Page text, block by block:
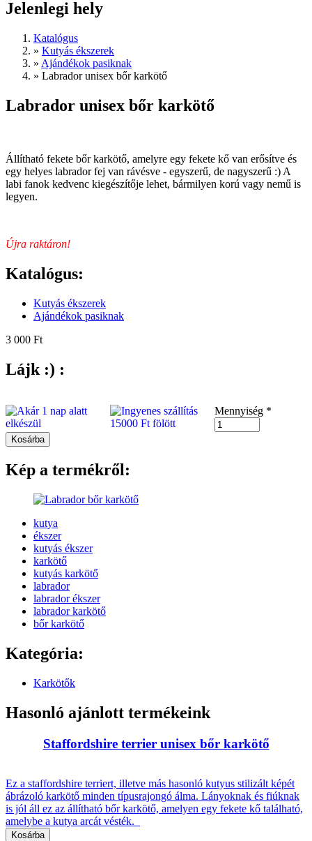
Jelenlegi hely
Katalógus
» Kutyás ékszerek
» Ajándékok pasiknak
» Labrador unisex bőr karkötő
Labrador unisex bőr karkötő
Állítható fekete bőr karkötő, amelyre egy fekete kő van erősítve és
egy helyes labrador fej van rávésve - egyszerű, de nagyszerű :) A
labi fanok kedvenc kiegészítője lehet, bármilyen korú vagy nemű is
legyen.
Újra raktáron!
Katalógus:
Kutyás ékszerek
Ajándékok pasiknak
3 000 Ft
Lájk :) :
Mennyiség *
Kép a termékről:
kutya
ékszer
kutyás ékszer
karkötő
kutyás karkötő
labrador
labrador ékszer
labrador karkötő
bőr karkötő
Kategória:
Karkötők
Hasonló ajánlott termékeink
Staffordshire terrier unisex bőr karkötő
Ez a staffordshire terriert, illetve más hasonló kutyus stilizált képét
ábrázoló karkötő minden típusrajongó álma. Lányoknak és fiúknak
is jól áll ez az állítható bőr karkötő, amelyen egy fekete kő található,
amelybe a kutya arcát vésték.